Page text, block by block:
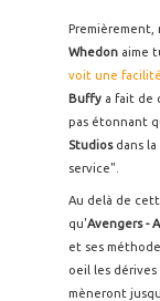
Premièrement,
Whedon aime
voit une
Buffy a fait de
pas étonnant
Studiosdans la
service".
Au delà de
qu'Avengers -
et ses
oeil les
mèneront